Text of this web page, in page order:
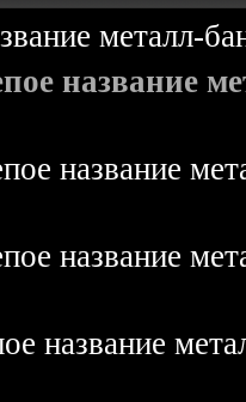
металл-
название
название
название
название